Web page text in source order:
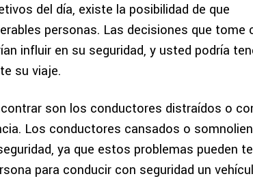
del día, existe la posibilidad de que
personas. Las decisiones que tome
influir en su seguridad, y usted podría
su viaje.
son los conductores distraídos o
Los conductores cansados o
ya que estos problemas pueden
para conducir con seguridad un